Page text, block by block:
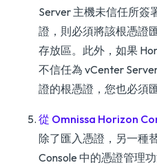
Server 主機未信任所簽
證，則必須將該根憑證
存放區。此外，如果
不信任為 vCenter
證的根憑證，您也必須
從 Omnissa Horizon
除了匯入憑證，另一種
Console 中的憑證管理